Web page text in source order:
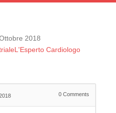
2018
L'Esperto Cardiologo
0 Comments